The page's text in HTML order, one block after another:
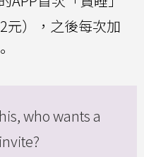
元），之後每次加
who wants a